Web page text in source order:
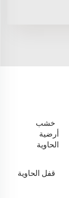
خشب
أرضية
الحاوية
قفل الحاوية